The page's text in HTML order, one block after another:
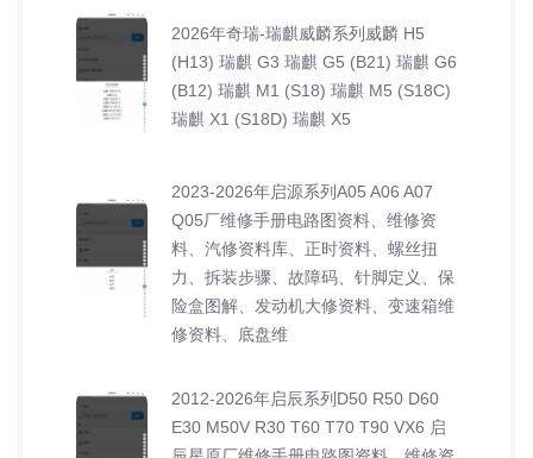
2026年奇瑞-瑞麒威麟系列威麟 H5
(H13) 瑞麒 G3 瑞麒 G5 (B21) 瑞麒 G6
(B12) 瑞麒 M1 (S18) 瑞麒 M5 (S18C)
瑞麒 X1 (S18D) 瑞麒 X5
2023-2026年启源系列A05 A06 A07
Q05厂维修手册电路图资料、维修资
料、汽修资料库、正时资料、螺丝扭
力、拆装步骤、故障码、针脚定义、保
险盒图解、发动机大修资料、变速箱维
修资料、底盘维
2012-2026年启辰系列D50 R50 D60
E30 M50V R30 T60 T70 T90 VX6 启